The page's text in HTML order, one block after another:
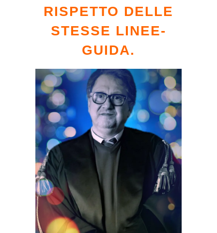
RISPETTO DELLE
STESSE LINEE-
GUIDA.